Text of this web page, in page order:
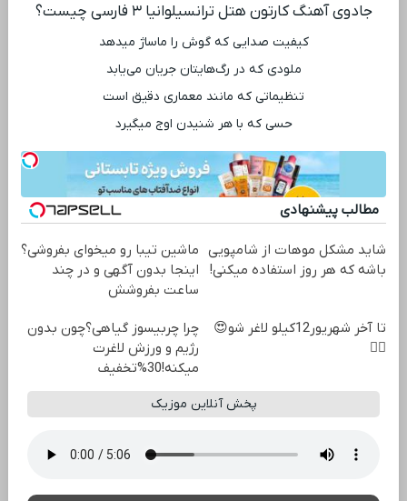
جادوی آهنگ کارتون هتل ترانسیلوانیا ۳ فارسی چیست؟
کیفیت صدایی که گوش را ماساژ میدهد
ملودی که در رگ‌هایتان جریان می‌یابد
تنظیماتی که مانند معماری دقیق است
حسی که با هر شنیدن اوج میگیرد
مطالب پیشنهادی
شاید مشکل موهات از شامپویی
باشه که هر روز استفاده میکنی!
ماشین تیبا رو میخوای بفروشی؟
اینجا بدون آگهی و در چند
ساعت بفروشش
تا آخر شهریور12کیلو لاغر شو😍
👌🏻
چرا چربیسوز گیاهی؟چون بدون
رژیم و ورزش لاغرت
میکنه!30%تخفیف
پخش آنلاین موزیک